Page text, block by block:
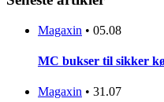
Magaxin • 05.08
MC bukser til sikker
Magaxin • 31.07